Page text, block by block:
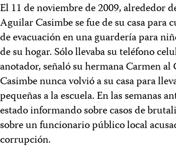
El 11 de noviembre de 2009, alrededor
Aguilar Casimbe se fue de su casa para
de evacuación en una guardería para
de su hogar. Sólo llevaba su teléfono
anotador, señaló su hermana Carmen al
Casimbe nunca volvió a su casa para
pequeñas a la escuela. En las semanas
estado informando sobre casos de
sobre un funcionario público local
corrupción.